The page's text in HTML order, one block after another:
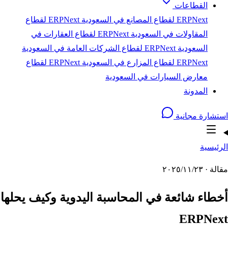
القطاعات
ERPNext لقطاع المصانع في السعودية
ERPNext لقطاع
المقاولات في السعودية
ERPNext لقطاع العقارات في
السعودية ERPNext لقطاع الشركات العامة في السعودية
ERPNext لقطاع المزارع في السعودية
ERPNext لقطاع
معارض السيارات في السعودية
المدونة
استشارة مجانية
الرئيسية
مقالة · ٢٣‏/١١‏/٢٠٢٥
أخطاء شائعة في المحاسبة اليدوية وكيف يحلها
ERPNext